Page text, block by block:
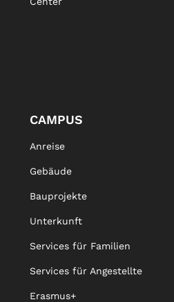
CAMPUS
Anreise
Gebäude
Bauprojekte
Unterkunft
Services für Familien
Services für Angestellte
Erasmus+